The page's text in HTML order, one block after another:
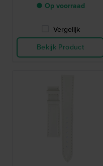
● Op voorraad
Vergelijk
Bekijk Product